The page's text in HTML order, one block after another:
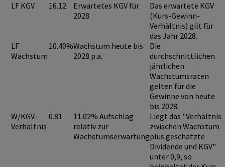
LF KGV 16.12
Erwartetes KGV für
2028
Das erwartete KGV
(Kurs-Gewinn-
Verhältnis) gilt für
das Jahr 2028.
LF
Wachstum
10.40%Wachstum heute bis
2028 p.a.
Die
durchschnittlichen
jährlichen
Wachstumsraten
gelten für die
Gewinne von heute
bis 2028.
W/KGV-
Verhältnis
0.81
11.02% Aufschlag
relativ zur
Wachstumserwartung
Liegt das "Verhältnis
zwischen Wachstum
plus geschätzte
Dividende und KGV"
unter 0,9, so